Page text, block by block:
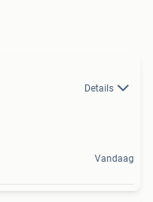
Details
Vandaag